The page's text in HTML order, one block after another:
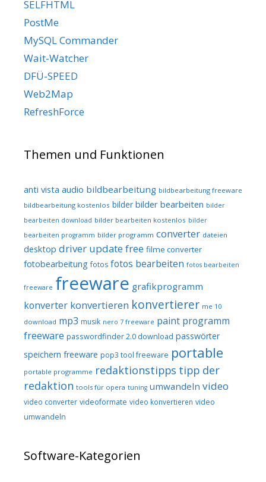
SELFHTML
PostMe
MySQL Commander
Wait-Watcher
DFÜ-SPEED
Web2Map
RefreshForce
Themen und Funktionen
anti vista audio bildbearbeitung bildbearbeitung freeware
bildbearbeitung kostenlos bilder bilder bearbeiten bilder
bearbeiten download bilder bearbeiten kostenlos bilder
bearbeiten programm bilder programm converter dateien
desktop driver update free filme converter
fotobearbeitung fotos fotos bearbeiten fotos bearbeiten
freeware freeware grafikprogramm
konverter konvertieren konvertierer me 10
download mp3 musik nero 7 freeware paint programm
freeware passwordfinder 2.0 download passwörter
speichern freeware pop3 tool freeware portable
portable programme redaktionstipps tipp der
redaktion tools für opera tuning umwandeln video
video converter videoformate video konvertieren video
umwandeln
Software-Kategorien